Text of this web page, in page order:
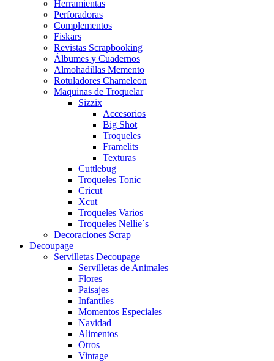
Herramientas
Perforadoras
Complementos
Fiskars
Revistas Scrapbooking
Álbumes y Cuadernos
Almohadillas Memento
Rotuladores Chameleon
Maquinas de Troquelar
Sizzix
Accesorios
Big Shot
Troqueles
Framelits
Texturas
Cuttlebug
Troqueles Tonic
Cricut
Xcut
Troqueles Varios
Troqueles Nellie´s
Decoraciones Scrap
Decoupage
Servilletas Decoupage
Servilletas de Animales
Flores
Paisajes
Infantiles
Momentos Especiales
Navidad
Alimentos
Otros
Vintage